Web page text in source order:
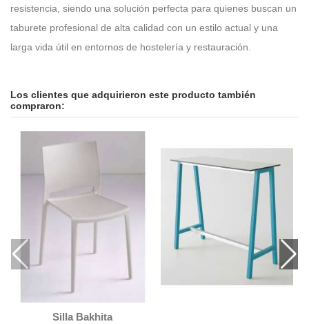
resistencia, siendo una solución perfecta para quienes buscan un
taburete profesional de alta calidad con un estilo actual y una
larga vida útil en entornos de hostelería y restauración.
Los clientes que adquirieron este producto también
compraron:
Silla Bakhita